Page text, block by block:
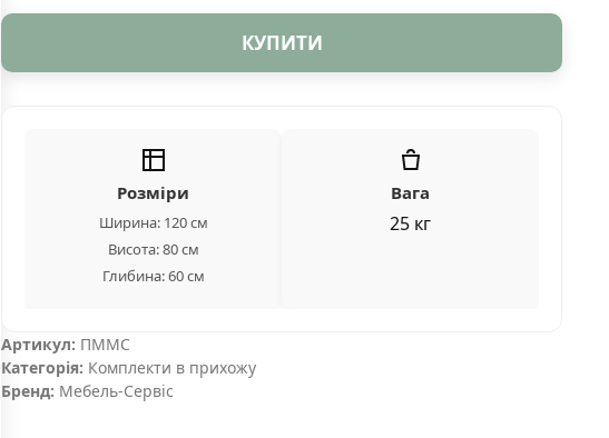
КУПИТИ
Розміри
Ширина: 120 см
Висота: 80 см
Глибина: 60 см
Вага
25 кг
Артикул: ПММС
Категорія: Комплекти в прихожу
Бренд: Мебель-Сервіс